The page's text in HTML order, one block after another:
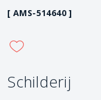
[ AMS-514640 ]
Schilderij